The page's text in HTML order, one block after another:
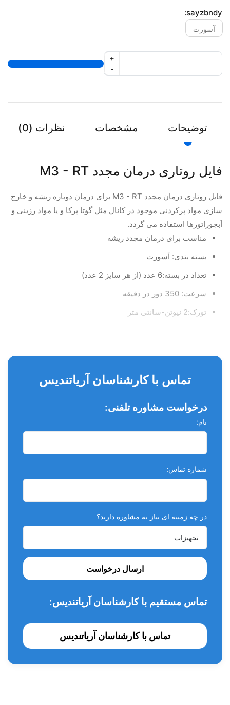
sayzbndy:
آسورت
-
+
توضیحات مشخصات نظرات (0)
فایل روتاری درمان مجدد M3 - RT
فایل روتاری درمان مجدد M3 - RT برای درمان دوباره ریشه و خارج
سازی مواد پرکردنی موجود در کانال مثل گوتا پرکا و یا مواد رزینی و
آبچوراتورها استفاده می گردد.
مناسب برای درمان مجدد ریشه
بسته بندی: آسورت
تعداد در بسته:6 عدد (از هر سایز 2 عدد)
سرعت: 350 دور در دقیقه
تورک:2 نیوتن-سانتی متر
تماس با کارشناسان آریاتندیس
درخواست مشاوره تلفنی:
نام:
شماره تماس:
در چه زمینه ای نیاز به مشاوره دارید؟
ارسال درخواست
تماس مستقیم با کارشناسان آریاتندیس:
تماس با کارشناسان آریاتندیس